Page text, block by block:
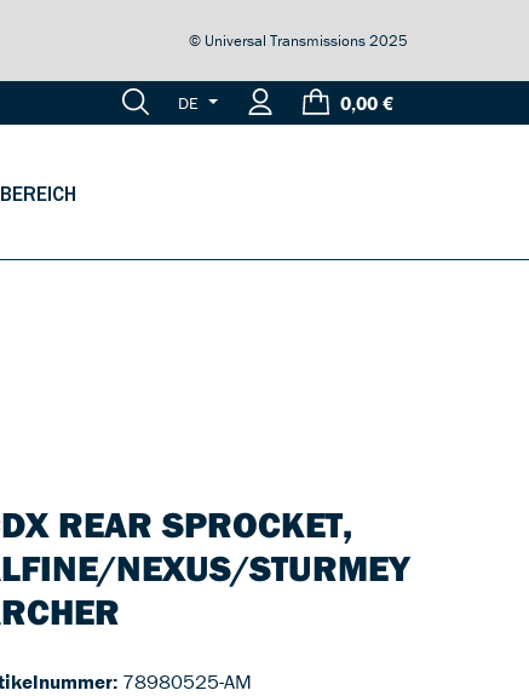
© Universal Transmissions 2025
DE 0,00 €
REAR SPROCKET,
NEXUS/STURMEY
78980525-AM